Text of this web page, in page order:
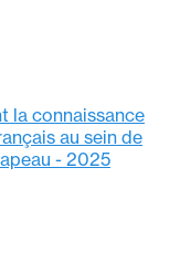
la connaissance
au sein de
- 2025